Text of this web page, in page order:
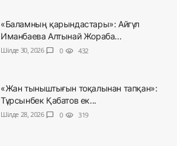
«Баламның қарындастары»: Айгүл
Иманбаева Алтынай Жораба...
Шілде 30, 2026 chat_bubble 0 visibility 432
«Жан тыныштығын тоқалынан тапқан»:
Тұрсынбек Қабатов ек...
Шілде 28, 2026 chat_bubble 0 visibility 319